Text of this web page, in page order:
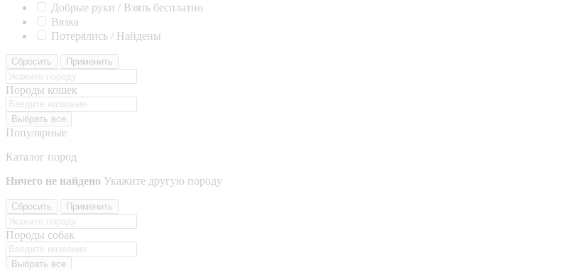
Добрые руки / Взять бесплатно
Вязка
Потерялись / Найдены
Сбросить Применить
Породы кошек
Выбрать все
Популярные
Каталог пород
Ничего не найдено Укажите другую породу
Сбросить Применить
Породы собак
Выбрать все